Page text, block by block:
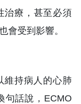
治療，甚至必須
會受到影響。
維持病人的心肺
句話說，ECMO